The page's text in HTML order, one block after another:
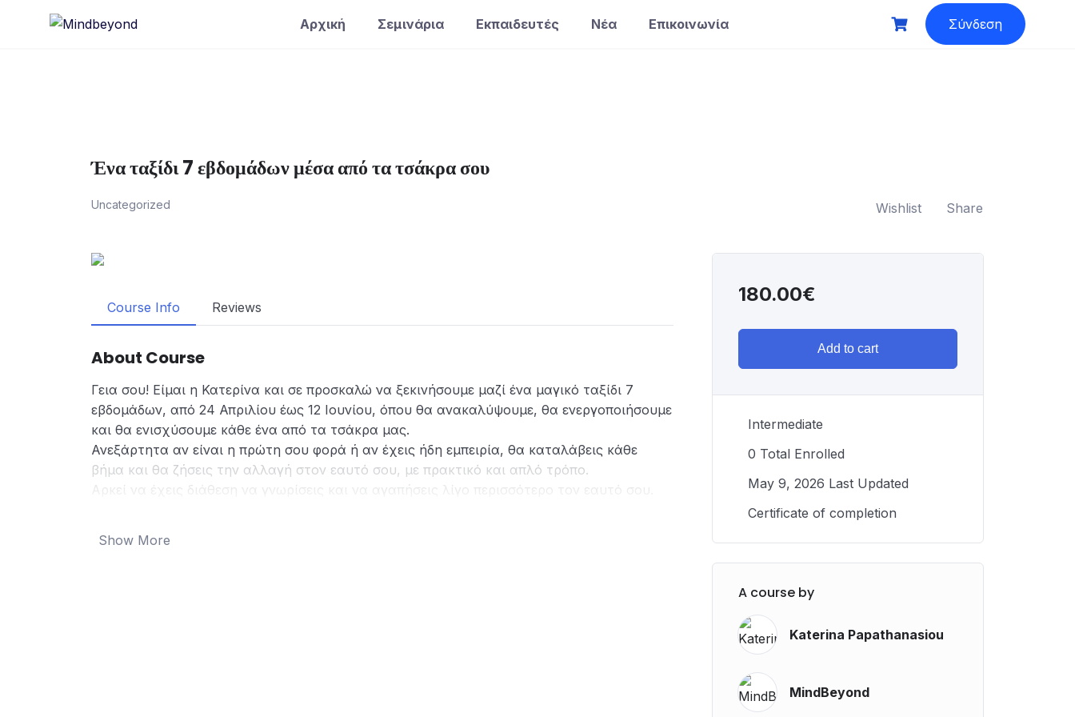
Αρχική Σεμινάρια Εκπαιδευτές Νέα Επικοινωνία Σύνδεση
Ένα ταξίδι 7 εβδομάδων μέσα από τα τσάκρα σου
Uncategorized Wishlist Share
Course Info Reviews
About Course
Γεια σου! Είμαι η Κατερίνα και σε προσκαλώ να ξεκινήσουμε μαζί ένα μαγικό ταξίδι 7
εβδομάδων, από 24 Απριλίου έως 12 Ιουνίου, όπου θα ανακαλύψουμε, θα ενεργοποιήσουμε
και θα ενισχύσουμε κάθε ένα από τα τσάκρα μας.
Ανεξάρτητα αν είναι η πρώτη σου φορά ή αν έχεις ήδη εμπειρία, θα καταλάβεις κάθε
βήμα και θα ζήσεις την αλλαγή στον εαυτό σου, με πρακτικό και απλό τρόπο.
Αρκεί να έχεις διάθεση να γνωρίσεις και να αγαπήσεις λίγο περισσότερο τον εαυτό σου.
✨ πρακτικές ασκήσεις
Show More
180.00€
Add to cart
Intermediate
0 Total Enrolled
May 9, 2026 Last Updated
Certificate of completion
A course by
Katerina Papathanasiou
MindBeyond